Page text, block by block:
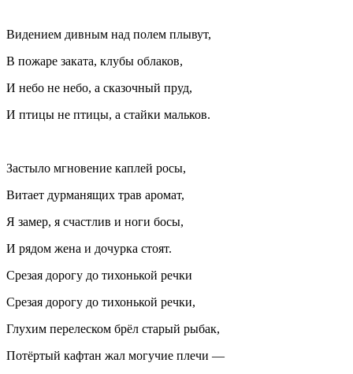
Видением дивным над полем плывут,
В пожаре заката, клубы облаков,
И небо не небо, а сказочный пруд,
И птицы не птицы, а стайки мальков.
Застыло мгновение каплей росы,
Витает дурманящих трав аромат,
Я замер, я счастлив и ноги босы,
И рядом жена и дочурка стоят.
Срезая дорогу до тихонькой речки
Срезая дорогу до тихонькой речки,
Глухим перелеском брёл старый рыбак,
Потёртый кафтан жал могучие плечи —